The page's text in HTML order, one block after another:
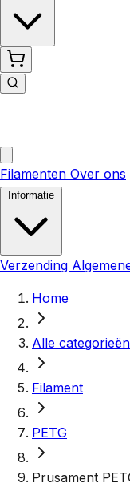
Filamenten Over ons
Verzending
Home
Alle categorieën
Filament
PETG
Prusament